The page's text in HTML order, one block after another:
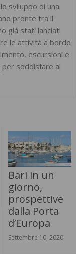
sviluppo di una
pronte tra il
già stati lanciati
le attività a bordo
escursioni e
soddisfare al
Bari in un
giorno,
prospettive
dalla Porta
d’Europa
Settembre 10, 2020